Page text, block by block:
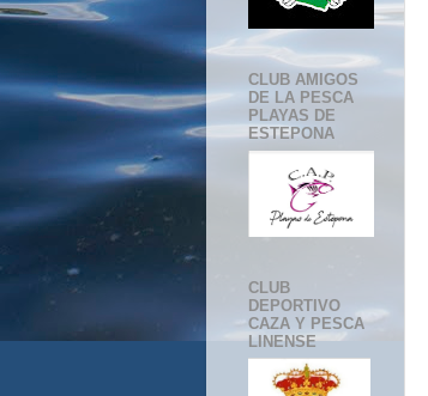
CLUB AMIGOS
DE LA PESCA
PLAYAS DE
ESTEPONA
CLUB
DEPORTIVO
CAZA Y PESCA
LINENSE